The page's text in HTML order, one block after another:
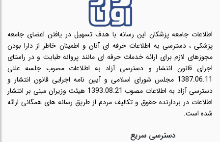
اطلاعات جامعه پزشکان این رسانه با هدف تسهیل در یافتن اعضای جامعه
پزشکی ، دسترسی به اطلاعات حرفه ای آنان و اطمینان خاطر از دارا بودن
مجوزهای لازم برای ارائه خدمات حرفه ای مانند پروانه طبابت و در راستای
اجرای قانون انتشار و دسترسی آزاد به اطلاعات مصوب جلسه علنی
1387.06.11 مجلس شورای اسلامی و آیین نامه اجرایی قانون انتشار و
دسترسی آزاد به اطلاعات مصوب 1393.08.21 هیئت وزیران مبنی بر انتشار
اطلاعات در بردارنده حقوق و تکالیف مردم از طریق رسانه های همگانی ارائه
شده است.
دسترسی سریع